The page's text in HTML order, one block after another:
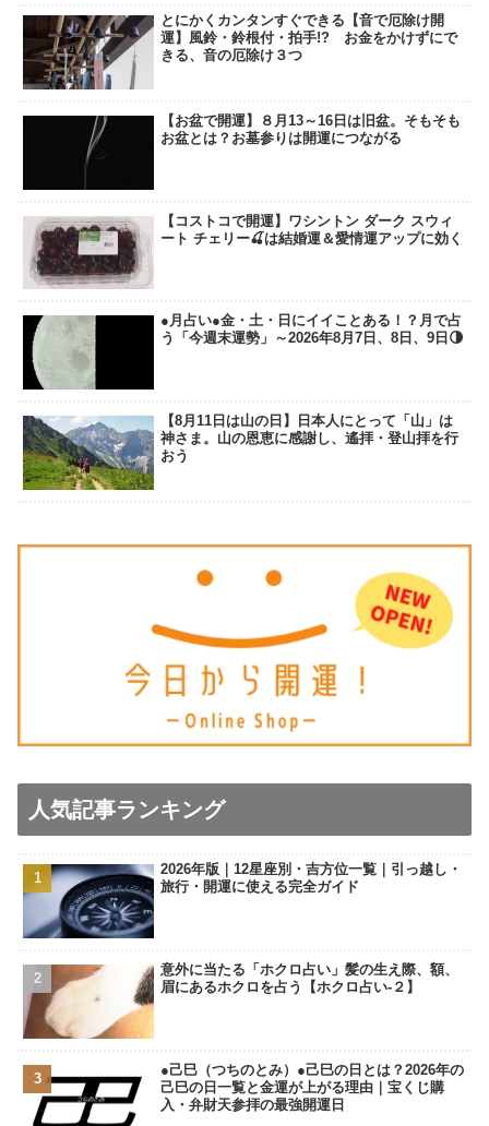
とにかくカンタンすぐできる【音で厄除け開
運】風鈴・鈴根付・拍手!? お金をかけずにで
きる、音の厄除け３つ
【お盆で開運】８月13～16日は旧盆。そもそも
お盆とは？お墓参りは開運につながる
【コストコで開運】ワシントン ダーク スウィ
ート チェリー🍒は結婚運＆愛情運アップに効く
●月占い●金・土・日にイイことある！？月で占
う「今週末運勢」～2026年8月7日、8日、9日🌗
【8月11日は山の日】日本人にとって「山」は
神さま。山の恩恵に感謝し、遙拝・登山拝を行
おう
人気記事ランキング
2026年版｜12星座別・吉方位一覧｜引っ越し・
旅行・開運に使える完全ガイド
意外に当たる「ホクロ占い」髪の生え際、額、
眉にあるホクロを占う【ホクロ占い‐２】
●己巳（つちのとみ）●己巳の日とは？2026年の
己巳の日一覧と金運が上がる理由｜宝くじ購
入・弁財天参拝の最強開運日